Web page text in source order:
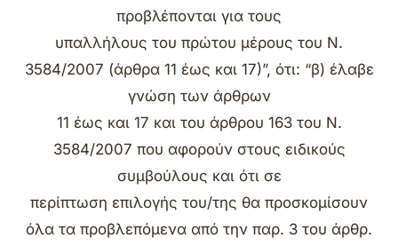
προβλέπονται για τους
υπαλλήλους του πρώτου μέρους του Ν.
3584/2007 (άρθρα 11 έως και 17)”, ότι: “β) έλαβε
γνώση των άρθρων
11 έως και 17 και του άρθρου 163 του Ν.
3584/2007 που αφορούν στους ειδικούς
συμβούλους και ότι σε
περίπτωση επιλογής του/της θα προσκομίσουν
όλα τα προβλεπόμενα από την παρ. 3 του άρθρ.